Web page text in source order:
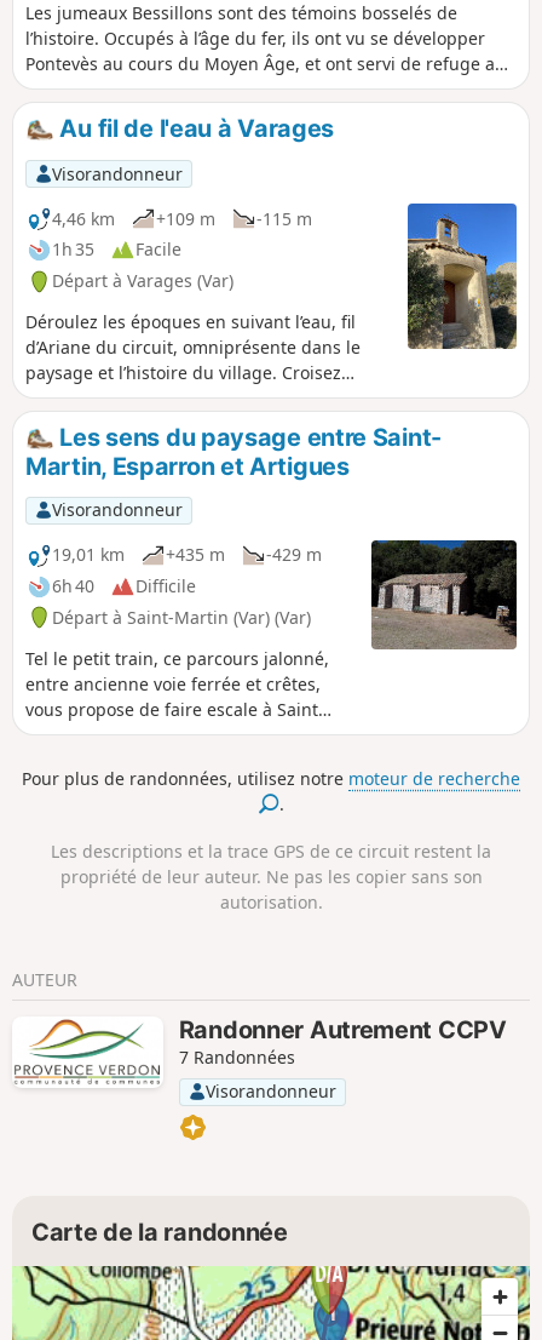
Les jumeaux Bessillons sont des témoins bosselés de
l’histoire. Occupés à l’âge du fer, ils ont vu se développer
Pontevès au cours du Moyen Âge, et ont servi de refuge aux
Résistants pendant la 2de Guerre mondiale.Développé par
la Communauté de communes Provence Verdon, le projet
Randonner Autrement a pour objet de faire découvrir à un
public familial le patrimoine naturel, le patrimoine bâti
excentré, les paysages et leurs évolutions, ainsi que des
points de vue sur les villages. (!) ALERTE VISITEURS :
ACTUELLEMENT INNACCESSIBLEEn raison d'un incendie qui
s'est déclaré le 21 juillet 2026 à Pontevès, cette randonnée
est actuellement inaccessible.Merci de ne pas vous rendre
sur ce secteur et de respecter les consignes de sécurité.
Pour rappel : De juin à septembre : l'accès aux massifs
forestiers est réglementé par la préfecture en raison du
risque incendie.Consulter la carte interactive (disponible
chaque soir à 18h).
Au fil de l'eau à Varages
Visorandonneur
4,46 km
+109 m
-115 m
1h 35
Facile
Départ à Varages (Var)
Déroulez les époques en suivant l’eau, fil
d’Ariane du circuit, omniprésente dans le
paysage et l’histoire du village. Croisez
fontaines, anciens moulins, canaux,
ruisseaux, lavoirs et remontez à la source de
la Foux. Développé par la Communauté de
communes Provence Verdon, le projet
Randonner Autrement a pour objet de faire
découvrir, à un public familial, le patrimoine
naturel, le patrimoine bâti excentré, les
paysages et leurs évolutions, ainsi que des
points de vue sur les villages…
Les sens du paysage entre Saint-
Martin, Esparron et Artigues
Visorandonneur
19,01 km
+435 m
-429 m
6h 40
Difficile
Départ à Saint-Martin (Var) (Var)
Tel le petit train, ce parcours jalonné,
entre ancienne voie ferrée et crêtes,
vous propose de faire escale à Saint
Martin de Pallières, Esparron de P. et
paysages au travers de vos cinq sens.
Développé par la Communauté de
Randonner Autrement a pour objet de
faire découvrir, à un public familial, le
patrimoine naturel, le patrimoine bâti
sur les villages.
Pour plus de randonnées, utilisez notre moteur de recherche
.
Les descriptions et la trace GPS de ce circuit restent la
propriété de leur auteur. Ne pas les copier sans son
autorisation.
AUTEUR
Randonner Autrement CCPV
7 Randonnées
Visorandonneur
Carte de la randonnée
1